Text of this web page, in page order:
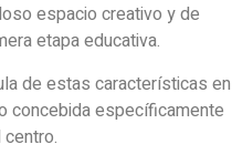
espacio creativo y de
etapa educativa.
de estas características en
concebida específicamente